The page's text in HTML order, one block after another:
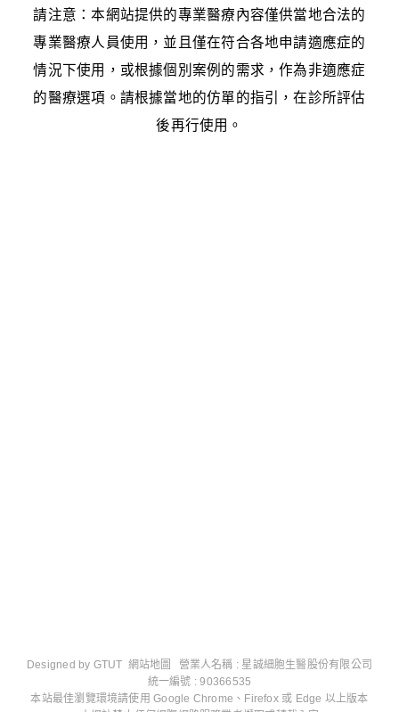
請注意：本網站提供的專業醫療內容僅供當地合法的
專業醫療人員使用，並且僅在符合各地申請適應症的
情況下使用，或根據個別案例的需求，作為非適應症
的醫療選項。請根據當地的仿單的指引，在診所評估
後再行使用。
Designed by GTUT 網站地圖
營業人名稱 : 星誠細胞生醫股份有限公司
統一編號 : 90366535
本站最佳瀏覽環境請使用 Google Chrome、Firefox 或 Edge 以上版本